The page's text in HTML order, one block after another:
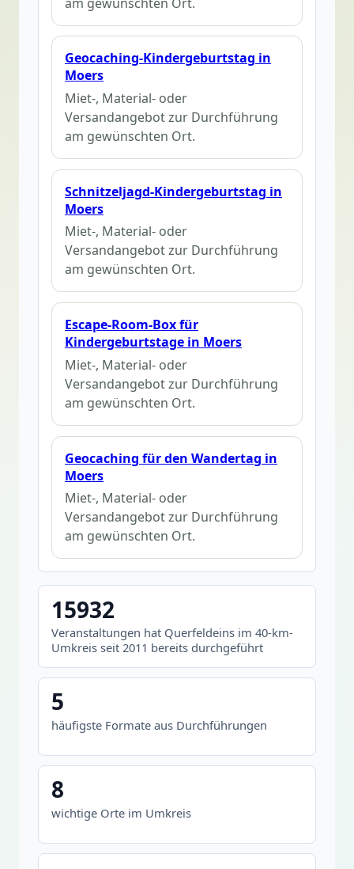
Geocaching-Kindergeburtstag in
Moers
Miet-, Material- oder
Versandangebot zur Durchführung
am gewünschten Ort.
Schnitzeljagd-Kindergeburtstag in
Moers
Miet-, Material- oder
Versandangebot zur Durchführung
am gewünschten Ort.
Escape-Room-Box für
Kindergeburtstage in Moers
Miet-, Material- oder
Versandangebot zur Durchführung
am gewünschten Ort.
Geocaching für den Wandertag in
Moers
Miet-, Material- oder
Versandangebot zur Durchführung
am gewünschten Ort.
15932
Veranstaltungen hat Querfeldeins im 40-km-
Umkreis seit 2011 bereits durchgeführt
5
häufigste Formate aus Durchführungen
8
wichtige Orte im Umkreis